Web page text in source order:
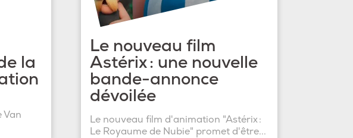
la
Van
Le nouveau film
Astérix : une nouvelle
bande-annonce
dévoilée
Le nouveau film d'animation "Astérix :
Le Royaume de Nubie" promet d'être...